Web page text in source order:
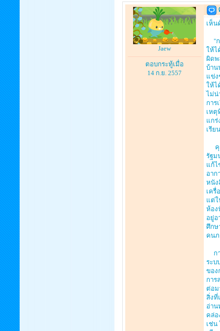
Jaew
ตอบกระทู้เมื่อ
14 ก.ย. 2557
เห็น
"ก
ให้ไ
ผิดพ
บ้าน
แข่ง
ให้ไ
ไม่น่
การ
เหตุ
แกร่
เรีย
คุณ
รัฐม
แก้ไ
อาก
หนัง
เครื่
แต่ใ
ห้อง
อยู่อ
ศึกษ
คนภ
กา
ระบ
ของ
การ
ต่อม
สิ่งที่
อ่าน
คล่อ
เช่น